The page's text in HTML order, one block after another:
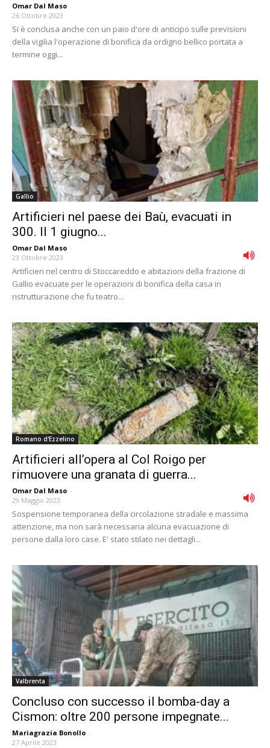
Omar Dal Maso -
26 Ottobre 2023
Si è conclusa anche con un paio d'ore di anticipo sulle previsioni
della vigilia l'operazione di bonifica da ordigno bellico portata a
termine oggi...
Gallio
Artificieri nel paese dei Baù, evacuati in
300. Il 1 giugno...
Omar Dal Maso -
23 Ottobre 2023
Artificieri nel centro di Stoccareddo e abitazioni della frazione di
Gallio evacuate per le operazioni di bonifica della casa in
ristrutturazione che fu teatro...
Romano d'Ezzelino
Artificieri all’opera al Col Roigo per
rimuovere una granata di guerra...
Omar Dal Maso -
29 Maggio 2023
Sospensione temporanea della circolazione stradale e massima
attenzione, ma non sarà necessaria alcuna evacuazione di
persone dalla loro case. E' stato stilato nei dettagli...
Valbrenta
Concluso con successo il bomba-day a
Cismon: oltre 200 persone impegnate...
Mariagrazia Bonollo -
27 Aprile 2023